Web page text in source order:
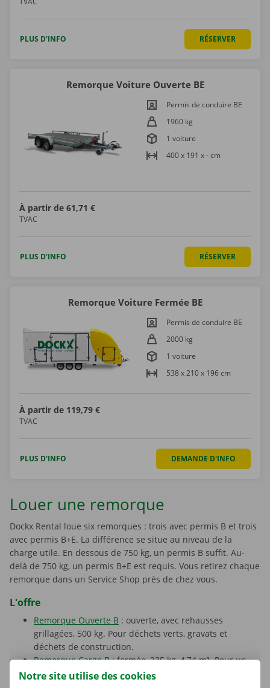
PLUS D'INFO RÉSERVER
Remorque Voiture Ouverte BE
Permis de conduire BE
1960 kg
1 voiture
400 x 191 x - cm
À partir de 61,71 €
TVAC
PLUS D'INFO RÉSERVER
Remorque Voiture Fermée BE
Permis de conduire BE
2000 kg
1 voiture
538 x 210 x 196 cm
À partir de 119,79 €
TVAC
PLUS D'INFO DEMANDE D'INFO
Louer une remorque
Dockx Rental loue six remorques : trois avec permis B et trois
avec permis B+E. La différence se situe au niveau de la
charge utile. En dessous de 750 kg, un permis B suffit. Au-
delà de 750 kg, un permis B+E est requis. Vous retirez chaque
remorque dans un Service Shop près de chez vous.
L'offre
Remorque Ouverte B : ouverte, avec rehausses
grillagées, 500 kg. Pour déchets verts, gravats et
déchets de construction.
Remorque Cargo B: fermée, 335 kg, 4,74 m³. Pour un
petit déménagement ou un transport au sec.
Notre site utilise des cookies